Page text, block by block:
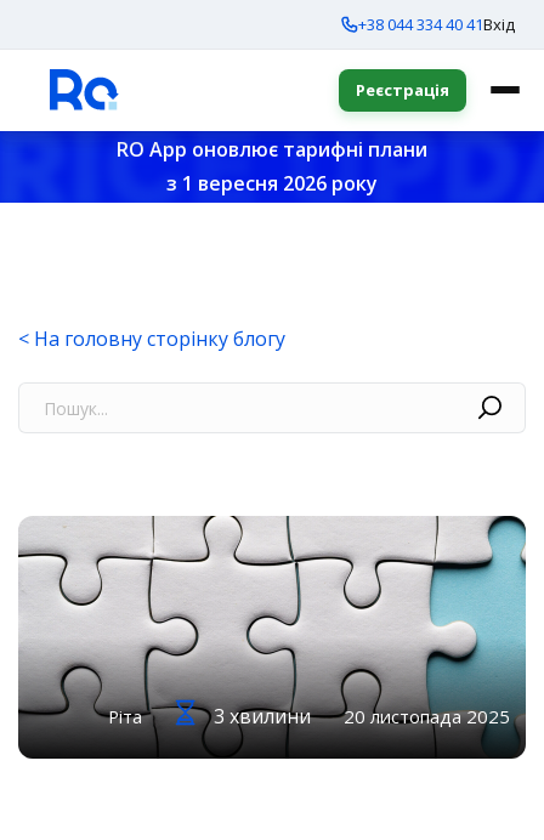
+38 044 334 40 41Вхід
Реєстрація
RO App оновлює тарифні плани
з 1 вересня 2026 року
< На головну сторінку блогу
Ріта 3 хвилини 20 листопада 2025